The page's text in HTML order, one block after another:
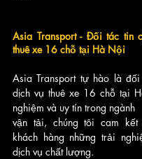
Asia Transport - Đối tác tin
thuê xe 16 chỗ tại Hà Nội
Asia Transport tự hào là
dịch vụ thuê xe 16 chỗ tại
nghiệm và uy tín trong ngành
vận tải, chúng tôi cam kết
khách hàng những trải
dịch vụ chất lượng.